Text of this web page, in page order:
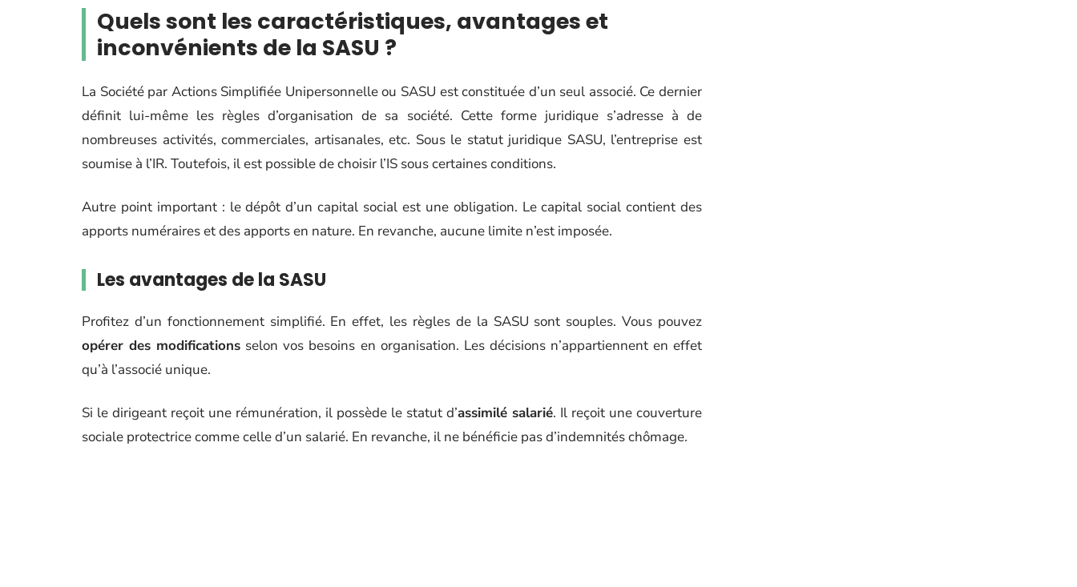
Quels sont les caractéristiques, avantages et
inconvénients de la SASU ?
La Société par Actions Simplifiée Unipersonnelle ou SASU est constituée d’un seul associé. Ce dernier
définit lui-même les règles d’organisation de sa société. Cette forme juridique s’adresse à de
nombreuses activités, commerciales, artisanales, etc. Sous le statut juridique SASU, l’entreprise est
soumise à l’IR. Toutefois, il est possible de choisir l’IS sous certaines conditions.
Autre point important : le dépôt d’un capital social est une obligation. Le capital social contient des
apports numéraires et des apports en nature. En revanche, aucune limite n’est imposée.
Les avantages de la SASU
Profitez d’un fonctionnement simplifié. En effet, les règles de la SASU sont souples. Vous pouvez
opérer des modifications selon vos besoins en organisation. Les décisions n’appartiennent en effet
qu’à l’associé unique.
Si le dirigeant reçoit une rémunération, il possède le statut d’assimilé salarié. Il reçoit une couverture
sociale protectrice comme celle d’un salarié. En revanche, il ne bénéficie pas d’indemnités chômage.